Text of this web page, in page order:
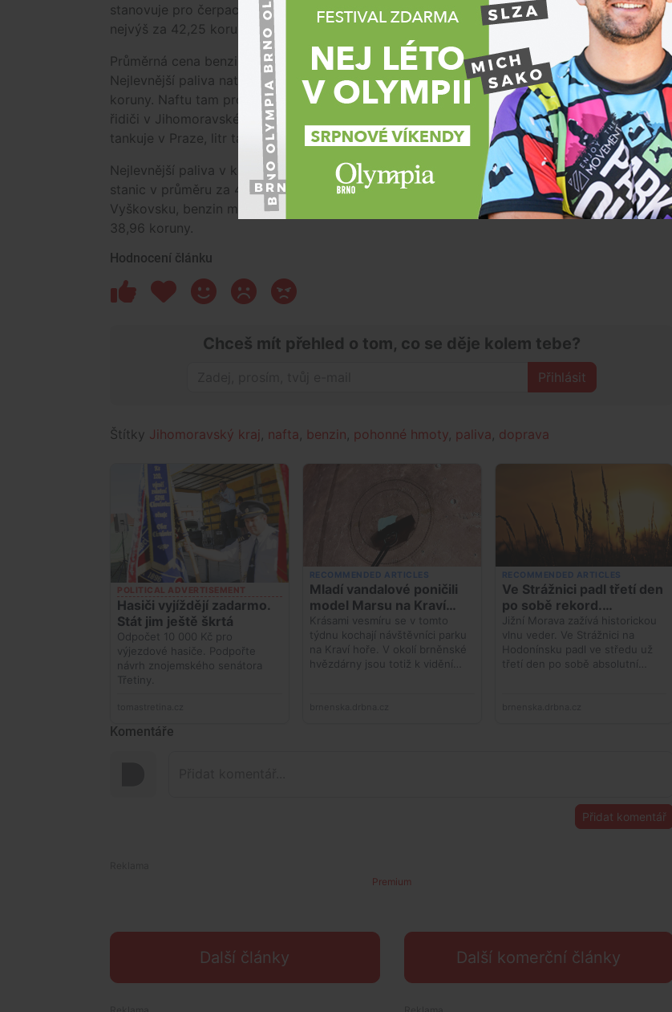
stanovuje pro čerpací stanice cenová maxima. Ve středu bylo možné litr benzinu prodávat
nejvýš za 42,25 koruny a naftu po 39,44 koruny.
Průměrná cena benzinu Natural 95 v celé ČR je 41,23 koruny za litr, u nafty 38,38 koruny.
Nejlevnější paliva natankují řidiči v Ústeckém kraji, kde je litr benzinu v průměru za 40,78
koruny. Naftu tam prodávají průměrně za 38,02 koruny. Naopak nejdražší benzin natankují
řidiči v Jihomoravském kraji, kde litr benzinu stojí průměrně 41,56 koruny. Nejdražší nafta se
tankuje v Praze, litr tam prodávají průměrně za 38,73 koruny.
Nejlevnější paliva v kraji prodávají v okrese Brno-venkov, benzin mají u tamních čerpacích
stanic v průměru za 41,25 koruny a naftu za 38,27 koruny. Paliva jsou v kraji nejdražší na
Vyškovsku, benzin mají u tamních čerpacích stanic v průměru za 41,87 koruny a naftu za
38,96 koruny.
Hodnocení článku
Chceš mít přehled o tom, co se děje kolem tebe?
Přihlásit
Štítky Jihomoravský kraj nafta benzin pohonné hmoty paliva doprava
Komentáře
Přidat komentář
Premium
Další články Další komerční články